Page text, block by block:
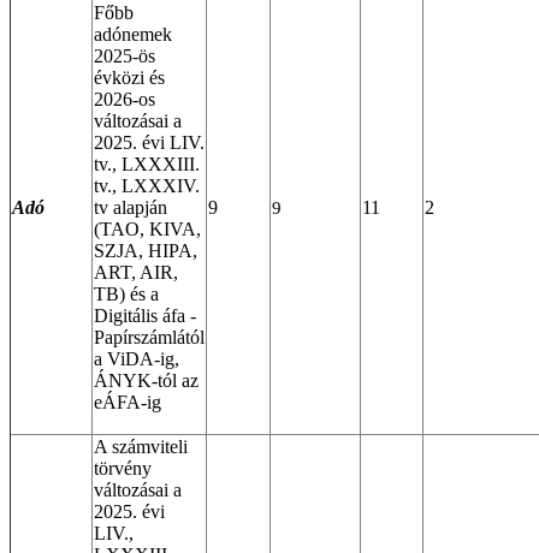
Adó
Főbb
adónemek
2025-ös
évközi és
2026-os
változásai a
2025. évi LIV.
tv., LXXXIII.
tv., LXXXIV.
tv alapján
(TAO, KIVA,
SZJA, HIPA,
ART, AIR,
TB) és a
Digitális áfa -
Papírszámlától
a ViDA-ig,
ÁNYK-tól az
eÁFA-ig
9 9 11 2
A számviteli
törvény
változásai a
2025. évi
LIV.,